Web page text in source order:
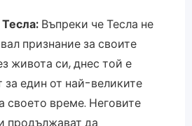
Въпреки че Тесла не
признание за своите
живота си, днес той е
един от най-великите
своето време. Неговите
продължават да